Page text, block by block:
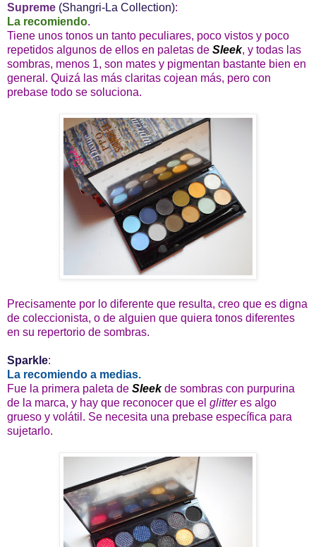
Supreme (Shangri-La Collection):
La recomiendo.
Tiene unos tonos un tanto peculiares, poco vistos y poco
repetidos algunos de ellos en paletas de Sleek, y todas las
sombras, menos 1, son mates y pigmentan bastante bien en
general. Quizá las más claritas cojean más, pero con
prebase todo se soluciona.
Precisamente por lo diferente que resulta, creo que es digna
de coleccionista, o de alguien que quiera tonos diferentes
en su repertorio de sombras.
Sparkle:
La recomiendo a medias.
Fue la primera paleta de Sleekde sombras con purpurina
de la marca, y hay que reconocer que el glitteres algo
grueso y volátil. Se necesita una prebase específica para
sujetarlo.